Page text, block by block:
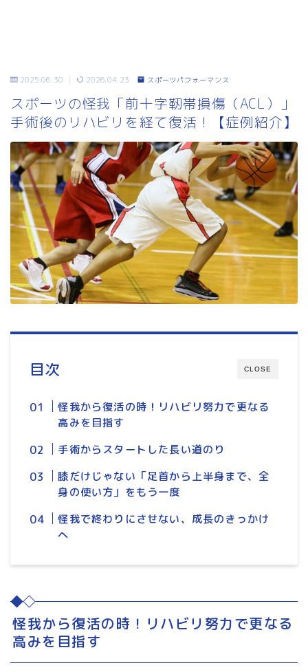
2025.06.30 2026.04.23 スポーツパフォーマンス
スポーツの怪我「前十字靭帯損傷（ACL）」
手術後のリハビリを経て復活！【症例紹介】
CLOSE
目次
怪我から復活の時！リハビリ努力で更なる
高みを目指す
手術からスタートした長い道のり
膝だけじゃない「足首から上半身まで、全
身の使い方」をもう一度
怪我で終わりにさせない、成長のきっかけ
へ
怪我から復活の時！リハビリ努力で更なる
高みを目指す